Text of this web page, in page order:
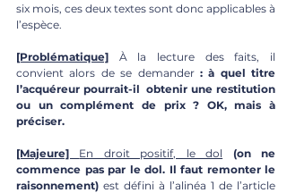
six mois, ces deux textes sont donc applicables à
l’espèce.
[Problématique]
À la lecture des faits, il
convient alors de se demander : à quel titre
l’acquéreur pourrait-il  obtenir une restitution
ou un complément de prix ? OK, mais à
préciser.
[Majeure] En droit positif, le dol
(on ne
commence pas par le dol. Il faut remonter le
raisonnement) est défini à l’alinéa 1 de l’article